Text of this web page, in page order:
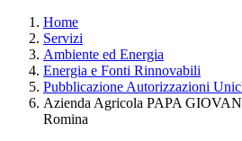
Home
Servizi
Ambiente ed Energia
Energia e Fonti Rinnovabili
Pubblicazione Autorizzazioni
Azienda Agricola PAPA
Romina